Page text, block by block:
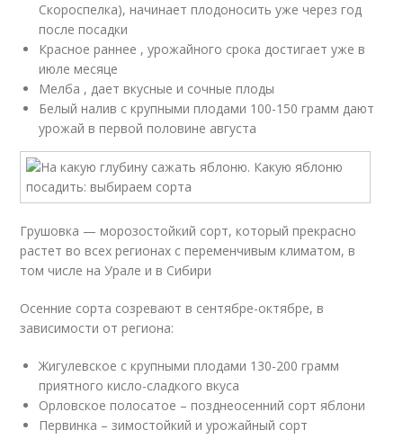
Скороспелка), начинает плодоносить уже через год
после посадки
Красное раннее , урожайного срока достигает уже в
июле месяце
Мелба , дает вкусные и сочные плоды
Белый налив с крупными плодами 100-150 грамм дают
урожай в первой половине августа
Грушовка — морозостойкий сорт, который прекрасно
растет во всех регионах с переменчивым климатом, в
том числе на Урале и в Сибири
Осенние сорта созревают в сентябре-октябре, в
зависимости от региона:
Жигулевское с крупными плодами 130-200 грамм
приятного кисло-сладкого вкуса
Орловское полосатое – позднеосенний сорт яблони
Первинка – зимостойкий и урожайный сорт